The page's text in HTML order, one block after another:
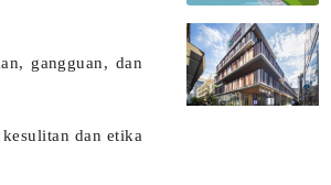
gangguan, dan
dan etika